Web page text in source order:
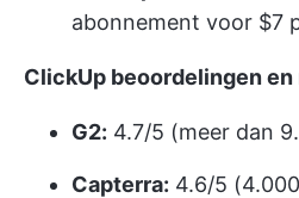
abonnement voor $7
ClickUp beoordelingen
G2: 4.7/5 (meer dan
Capterra: 4.6/5